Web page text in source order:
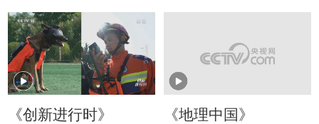
《创新进行时》
《地理中国》